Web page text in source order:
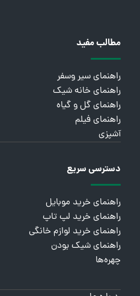
مطالب مفید
راهنمای سیر وسفر
راهنمای خانه شیک
راهنمای گل و گیاه
راهنمای فیلم
آشپزی
دسترسی سریع
راهنمای خرید موبایل
راهنمای خرید لپ تاپ
راهنمای خرید لوازم خانگی
راهنمای شیک بودن
چهره‌ها